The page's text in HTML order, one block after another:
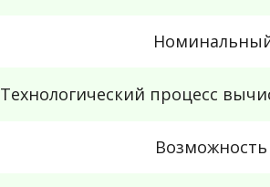
Технологический процесс
Возможность